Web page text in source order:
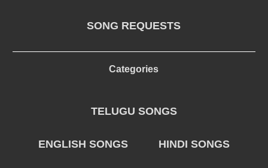
SONG REQUESTS
Categories
TELUGU SONGS
ENGLISH SONGS HINDI SONGS